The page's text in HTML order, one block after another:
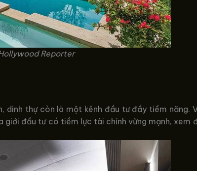
Reporter
thự còn là một kênh đầu tư đầy tiềm năng.
đầu tư có tiềm lực tài chính vững mạnh, xem